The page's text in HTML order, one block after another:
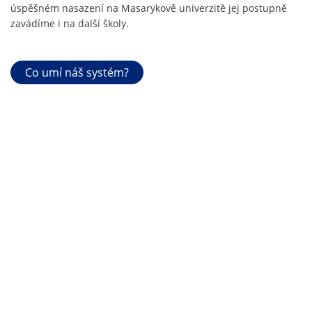
úspěšném nasazení na Masarykově univerzitě jej postupně
zavádíme i na další školy.
Co umí náš systém?